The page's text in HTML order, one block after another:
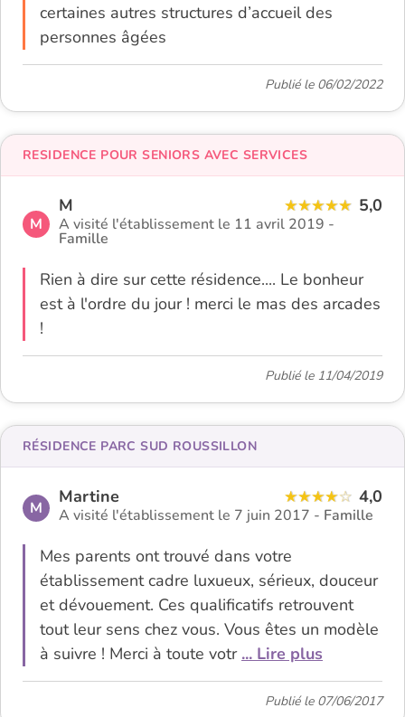
certaines autres structures d’accueil des
personnes âgées
Publié le 06/02/2022
M
M 5,0
A visité l'établissement le 11 avril 2019 -
Famille
Rien à dire sur cette résidence.... Le bonheur
est à l'ordre du jour ! merci le mas des arcades
!
RESIDENCE POUR SENIORS AVEC SERVICES
Publié le 11/04/2019
M
Martine 4,0
A visité l'établissement le 7 juin 2017 - Famille
Mes parents ont trouvé dans votre
établissement cadre luxueux, sérieux, douceur
et dévouement. Ces qualificatifs retrouvent
tout leur sens chez vous. Vous êtes un modèle
à suivre ! Merci à toute votr ... Lire plus
RÉSIDENCE PARC SUD ROUSSILLON
Publié le 07/06/2017